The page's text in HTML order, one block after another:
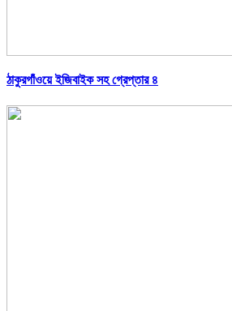
ঠাকুরগাঁওয়ে ইজিবাইক সহ গ্রেপ্তার ৪